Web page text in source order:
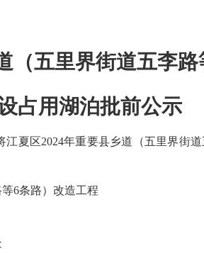
（五里界街道五李路
占用湖泊批前公示
夏区2024年重要县乡道（五里界街
6条路）改造工程